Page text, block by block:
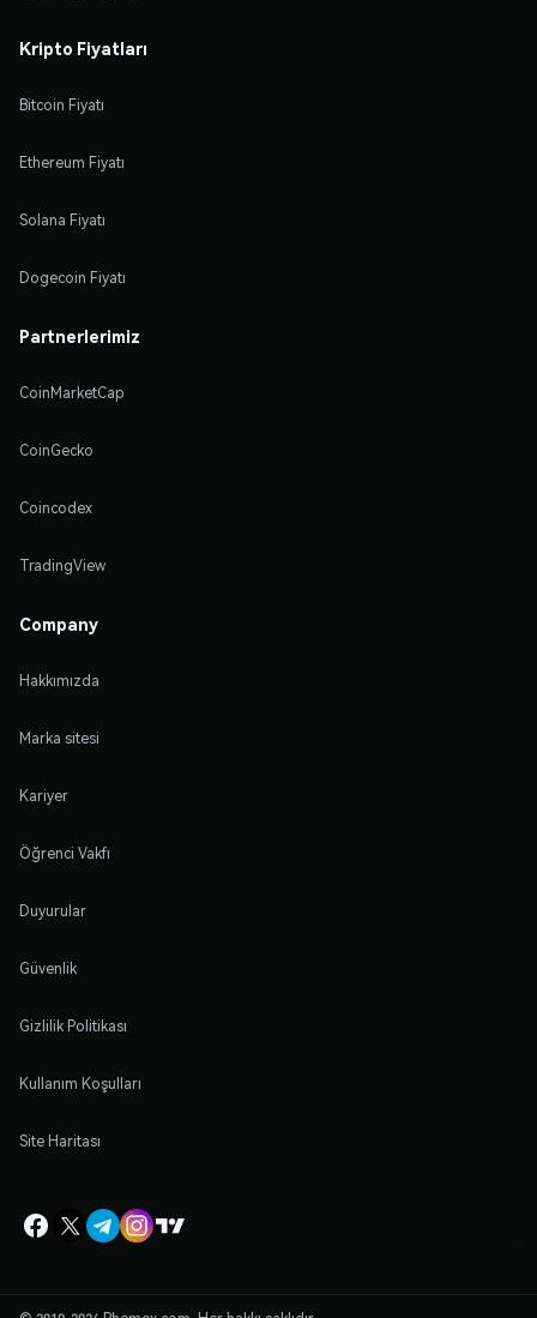
Kripto Fiyatları
Bitcoin Fiyatı
Ethereum Fiyatı
Solana Fiyatı
Dogecoin Fiyatı
Partnerlerimiz
CoinMarketCap
CoinGecko
Coincodex
TradingView
Company
Hakkımızda
Marka sitesi
Kariyer
Öğrenci Vakfı
Duyurular
Güvenlik
Gizlilik Politikası
Kullanım Koşulları
Site Haritası